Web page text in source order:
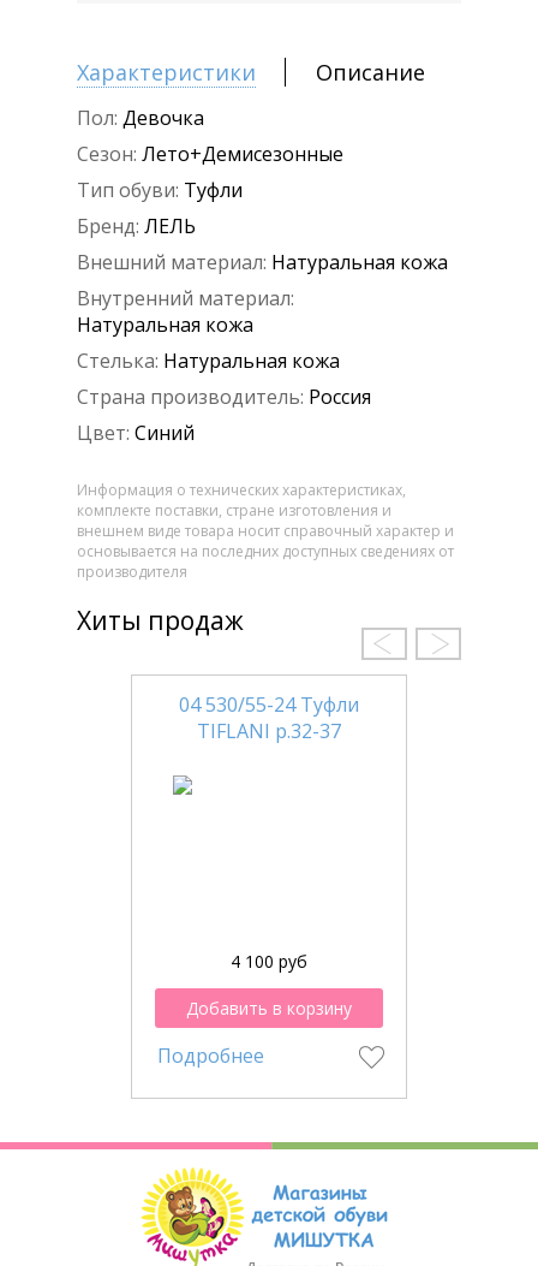
Характеристики Описание
Пол: Девочка
Сезон: Лето+Демисезонные
Тип обуви: Туфли
Бренд: ЛЕЛЬ
Внешний материал: Натуральная кожа
Внутренний материал:
Натуральная кожа
Стелька: Натуральная кожа
Страна производитель: Россия
Цвет: Синий
Информация о технических характеристиках,
комплекте поставки, стране изготовления и
внешнем виде товара носит справочный характер и
основывается на последних доступных сведениях от
производителя
Хиты продаж
04 530/55-24 Туфли
TIFLANI р.32-37
4 100 руб
Добавить в корзину
Подробнее